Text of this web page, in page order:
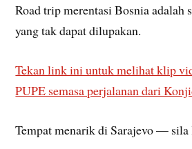
Road trip merentasi Bosnia adalah
yang tak dapat dilupakan.
Tekan link ini untuk melihat klip
PUPE semasa perjalanan dari
Tempat menarik di Sarajevo — sila